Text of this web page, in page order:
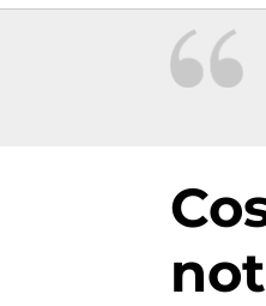
cosa ne pensa chi ha utilizzato il servizio